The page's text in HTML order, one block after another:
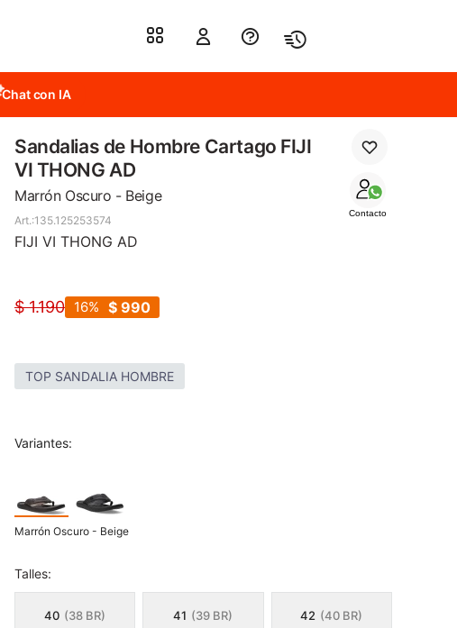
Chat con IA
Sandalias de Hombre Cartago FIJI
VI THONG AD
Marrón Oscuro - Beige
Contacto
135.125253574
FIJI VI THONG AD
$ 1.190 $ 990
16
TOP SANDALIA HOMBRE
Variantes:
Marrón Oscuro - Beige
Talles:
40 (38 BR) 41 (39 BR) 42 (40 BR)